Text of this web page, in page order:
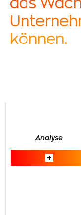
das
können.
Analyse